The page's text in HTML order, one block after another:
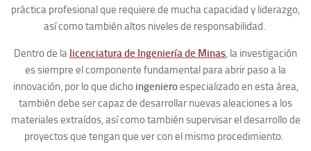
práctica profesional que requiere de mucha capacidad y liderazgo,
así como también altos niveles de responsabilidad.
Dentro de la licenciatura de Ingeniería de Minas, la investigación
es siempre el componente fundamental para abrir paso a la
innovación, por lo que dicho ingenieroespecializado en esta área,
también debe ser capaz de desarrollar nuevas aleaciones a los
materiales extraídos, así como también supervisar el desarrollo de
proyectos que tengan que ver con el mismo procedimiento.